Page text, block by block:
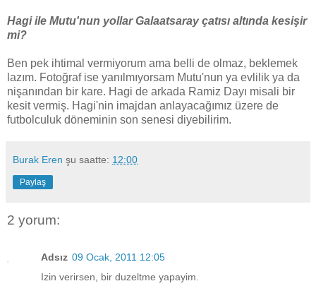
Hagi ile Mutu'nun yollar Galaatsaray çatısı altında kesişir
mi?
Ben pek ihtimal vermiyorum ama belli de olmaz, beklemek
lazım. Fotoğraf ise yanılmıyorsam Mutu'nun ya evlilik ya da
nişanından bir kare. Hagi de arkada Ramiz Dayı misali bir
kesit vermiş. Hagi'nin imajdan anlayacağımız üzere de
futbolculuk döneminin son senesi diyebilirim.
Burak Eren şu saatte: 12:00
Paylaş
2 yorum:
Adsız 09 Ocak, 2011 12:05
Izin verirsen, bir duzeltme yapayim.